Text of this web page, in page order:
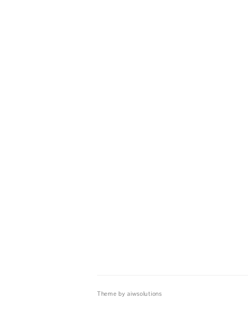
Theme by aiwsolutions